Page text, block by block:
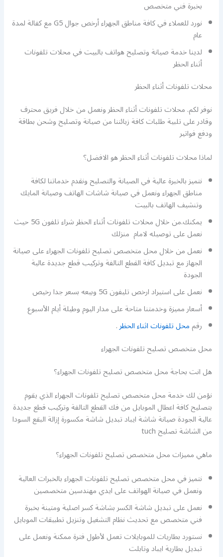
بخبرة فني متخصص
نورد للعملاء في كافة مناطق الجهراء أرخص جوال G5 مع كفالة لمدة
عام
لدينا خدمة صيانة وتصليح هواتف بالبيت في محلات تلفونات
أثناء الحظر
محلات تلفونات أثناء الحظر
نوفر لكم. محلات تلفونات أثناء الحظر ونعمل من خلال فريق محترف
وقادر على تلبية طلبات كافة زبائننا من صيانة وتصليح وشحن بطاقة
ودفع فواتير
لماذا محلات تلفونات أثناء الحظر هو الافضل؟
نتميز بالخبرة عالية في الصيانة والتصليح ونقدم خدماتنا لكافة
مناطق الجهراء ونعمل في صيانة شاشات الهاتف وصيانة المايك
وتنشيف الهاتف بالبيت
يمكنك.من خلال محلات تلفونات أثناء الحظر شراء تلفون 5G حيث
نعمل على توصيله لامام منزلك
نعمل من خلال محل متخصص تصليح تلفونات الجهراء على صيانة
الجهاز مع تبديل كافة القطع التالفة وتركيب قطع جديدة عالية
الجودة
نعمل على استيراد ارخص تليفون 5G وبيعه بسعر جدا رخيص
أسعار مميزة وخدمتنا متاحة على مدار اليوم وطيلة أيام الأسبوع
رقممحل تلفونات اثناء الحظر.
محل متخصص تصليح تلفونات الجهراء
هل انت بحاجة محل متخصص تصليح تلفونات الجهراء؟
نؤمن لك خدمة محل متخصص تصليح تلفونات الجهراء الذي يقوم
بتصليح كافة اعطال الموبايل من فك القطع التالفة وتركيب قطع جديدة
عالية الجودة صيانة شاشة ايباد تبديل شاشة مكسورة إزالة البقع السودا
من الشاشة تصليح tuch
ماهي مميزات محل متخصص تصليح تلفونات الجهراء؟
نتميز في محل متخصص تصليح تلفونات الجهراء بالخبرات العالية
ونعمل في صيانة الهواتف على ايدي مهندسين متخصصين
نعمل على تبديل شاشة الكسر بشاشة كسر اصلية ومتينة بخبرة
فني متخصص مع تحديث نظام التشغيل وتنزيل تطبيقات الموبايل
نستورد بطاريات للموبايلات تعمل لأطول فترة ممكنة ونعمل على
تبديل بطارية ايباد وتابلت